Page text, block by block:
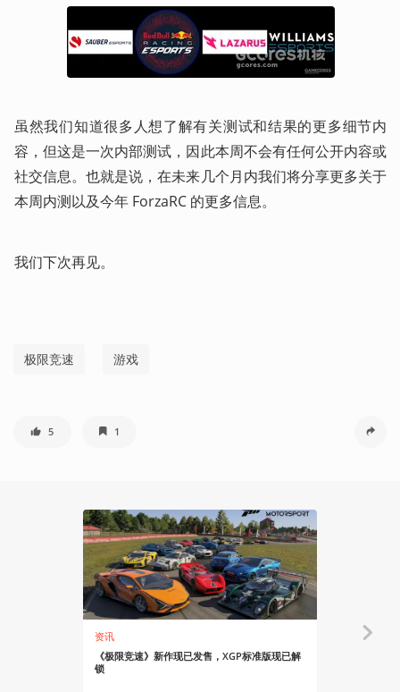
虽然我们知道很多人想了解有关测试和结果的更多细节内
容，但这是一次内部测试，因此本周不会有任何公开内容或
社交信息。也就是说，在未来几个月内我们将分享更多关于
本周内测以及今年 ForzaRC 的更多信息。
我们下次再见。
极限竞速 游戏
5 1
资讯
《极限竞速》新作现已发售，XGP标准版现已解
锁